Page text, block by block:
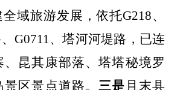
域旅游发展，依托G218、
G0711、塔河河堤路，已连
昆其康部落、塔塔秘境罗
景区景点道路。三是且末县